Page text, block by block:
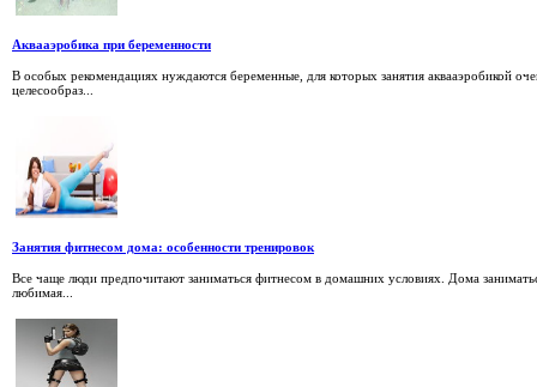
Аквааэробика при беременности
В особых рекомендациях нуждаются беременные, для которых занятия аквааэробикой
целесообраз...
Занятия фитнесом дома: особенности тренировок
Все чаще люди предпочитают заниматься фитнесом в домашних условиях. Дома
любимая...